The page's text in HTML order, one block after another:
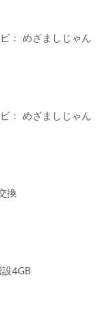
： めざましじゃん
： めざましじゃん
換
4GB